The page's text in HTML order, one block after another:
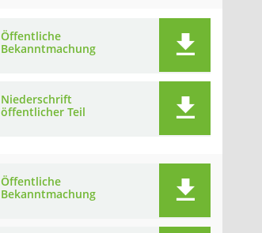
Öffentliche
Bekanntmachung
Niederschrift
öffentlicher Teil
Öffentliche
Bekanntmachung